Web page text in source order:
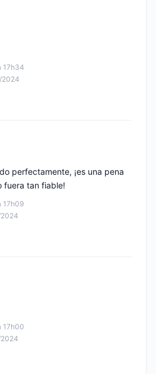
17h34
2024
17h09
perfectamente, ¡es una pena
fuera tan fiable!
17h00